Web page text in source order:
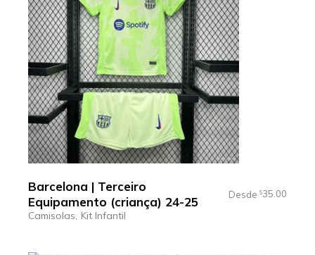
Barcelona | Terceiro
Equipamento (criança) 24-25
Desde $35.00
Camisolas Kit Infantil